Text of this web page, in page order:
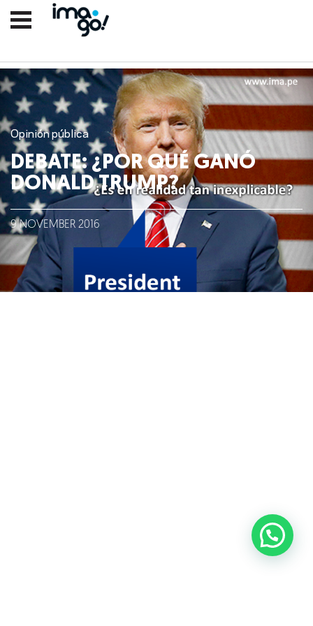
Nosotros
Clientes
Lo que hacemos
Opinión pública
DEBATE: ¿POR QUÉ GANÓ
DONALD TRUMP?
9 NOVEMBER 2016